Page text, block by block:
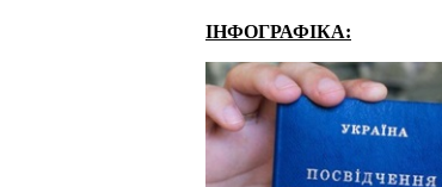
ІНФОГРАФІКА: